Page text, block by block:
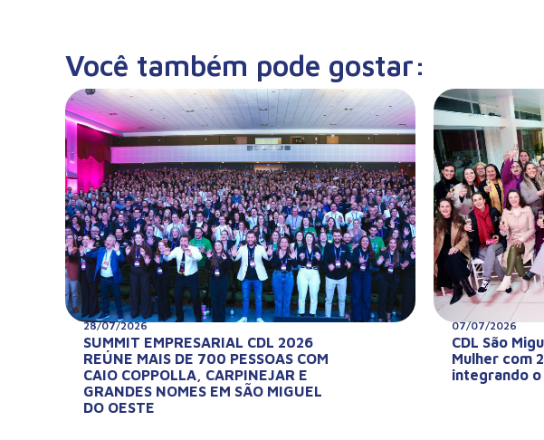
Você também pode gostar:
28/07/2026
SUMMIT EMPRESARIAL CDL 2026
REÚNE MAIS DE 700 PESSOAS COM
CAIO COPPOLLA, CARPINEJAR E
GRANDES NOMES EM SÃO MIGUEL
DO OESTE
07/07/2026
CDL São
Mulher com
integrando